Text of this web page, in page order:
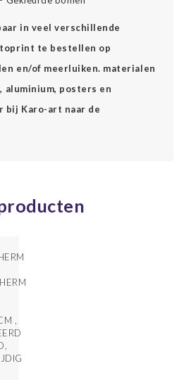
in veel verschillende
te bestellen op
en/of meerluiken. materialen
aluminium, posters en
bij Karo-art naar de
,